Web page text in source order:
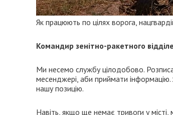
Як працюють по цілях ворога,
Командир зенітно-ракетного
Ми несемо службу цілодобово.
месенджері, аби приймати інформацію.
нашу позицію.
Навіть, якщо ще немає тривоги у